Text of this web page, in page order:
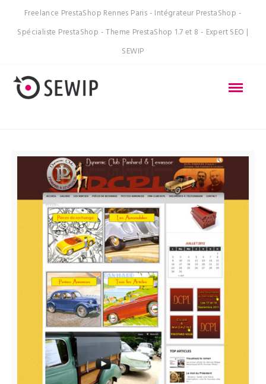
Freelance PrestaShop Rennes Paris - Intégrateur PrestaShop -
Spécialiste PrestaShop - Theme PrestaShop 1.7 et 8 - Expert SEO |
SEWIP